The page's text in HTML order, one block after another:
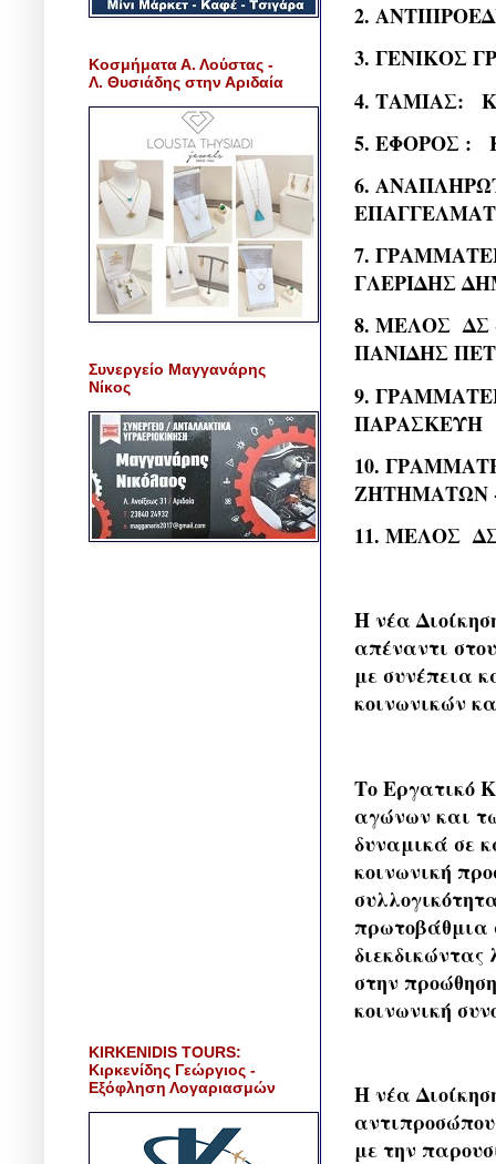
2.
3. ΓΕΝΙΚΟΣ
4. ΤΑΜΙΑΣ:
5. ΕΦΟΡΟΣ :
6.
7.
ΓΛΕΡΙΔΗΣ
8. ΜΕΛΟΣ ΔΣ
ΠΑΝΙΔΗΣ
9.
ΠΑΡΑΣΚΕΥΗ
10.
ΖΗΤΗΜΑΤΩΝ
11. ΜΕΛΟΣ
Η νέα
απέναντι
με συνέπεια
κοινωνικών
Το Εργατικό
αγώνων και
δυναμικά σε
κοινωνική
πρωτοβάθμια
στην
κοινωνική
Η νέα
με την
Κοσμήματα Α. Λούστας -
Λ. Θυσιάδης στην Αριδαία
Συνεργείο Μαγγανάρης
Νίκος
KIRKENIDIS TOURS:
Κιρκενίδης Γεώργιος -
Εξόφληση Λογαριασμών